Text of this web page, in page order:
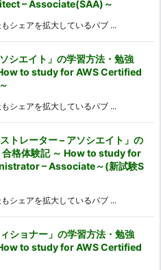
– Associate(SAA)～
シェアを拡大しているパブ ...
シエイト」の学習方法・勉強
to study for AWS Certified
シェアを拡大しているパブ ...
トレーター – アソシエイト」の
合格体験記 ～ How to study for
– Associate～(新試験S
シェアを拡大しているパブ ...
ショナー」の学習方法・勉強
to study for AWS Certified